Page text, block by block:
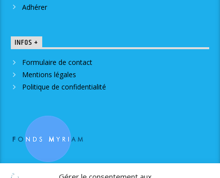
Adhérer
INFOS +
Formulaire de contact
Mentions légales
Politique de confidentialité